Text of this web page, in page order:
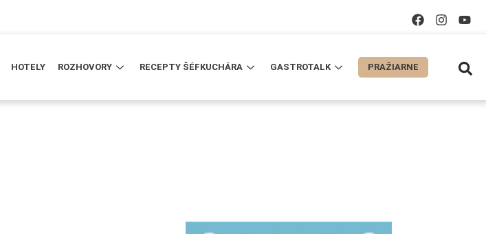
HOTELY ROZHOVORY RECEPTY ŠÉFKUCHÁRA GASTROTALK PRAŽIARNE